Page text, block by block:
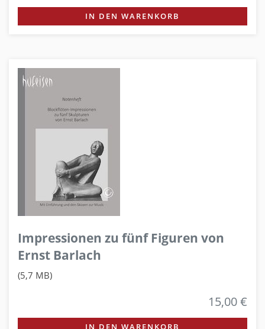
IN DEN WARENKORB
Impressionen zu fünf Figuren von
Ernst Barlach
(5,7 MB)
15,00 €
IN DEN WARENKORB